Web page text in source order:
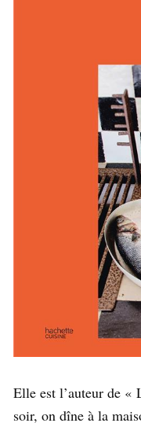
Elle est l’auteur de «
soir, on dîne à la